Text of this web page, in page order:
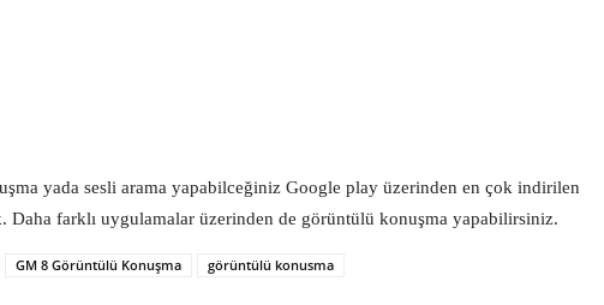
yada sesli arama yapabilceğiniz Google play üzerinden en çok indirilen
Daha farklı uygulamalar üzerinden de görüntülü konuşma yapabilirsiniz.
GM 8 Görüntülü Konuşma görüntülü konusma